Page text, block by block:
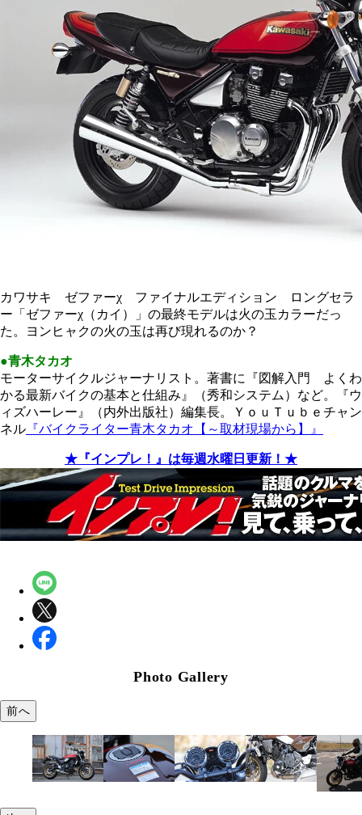
カワサキ ゼファーχ ファイナルエディション ロングセラ
ー「ゼファーχ（カイ）」の最終モデルは火の玉カラーだっ
た。ヨンヒャクの火の玉は再び現れるのか？
●青木タカオ
モーターサイクルジャーナリスト。著書に『図解入門 よくわ
かる最新バイクの基本と仕組み』（秀和システム）など。『ウ
ィズハーレー』（内外出版社）編集長。ＹｏｕＴｕｂｅチャン
ネル 『バイクライター青木タカオ【～取材現場から】』
★『インプレ！』は毎週水曜日更新！★
Photo Gallery
前へ